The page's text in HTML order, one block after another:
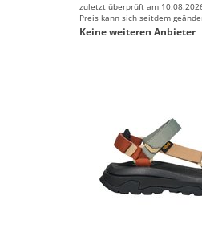
zuletzt überprüft am
Preis kann sich seitdem
Keine weiteren Anbieter